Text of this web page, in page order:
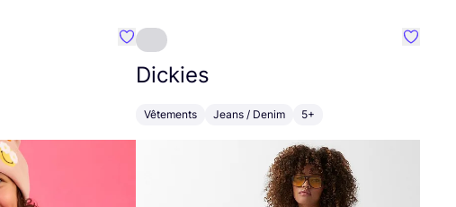
Préféré {nom}
Dickies
Vêtements Jeans / Denim 5+